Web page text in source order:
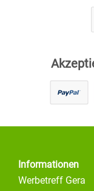
Informationen
Werbetreff Gera